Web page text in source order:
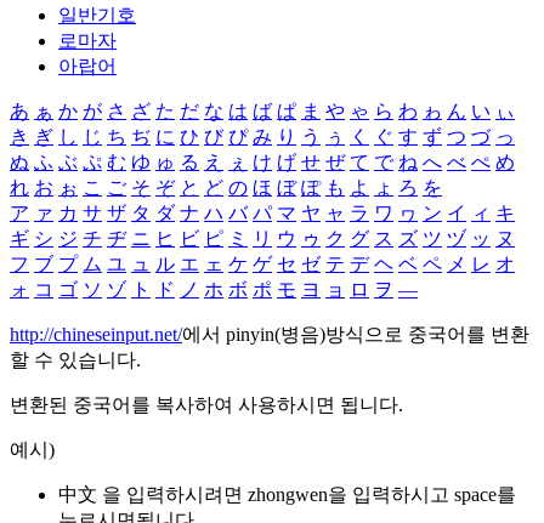
일반기호
로마자
아랍어
あ ぁ か が さ ざ た だ な は ば ぱ ま や ゃ ら わ ゎ ん い ぃ
き ぎ し じ ち ぢ に ひ び ぴ み り う ぅ く ぐ す ず つ づ っ
ぬ ふ ぶ ぷ む ゆ ゅ る え ぇ け げ せ ぜ て で ね へ べ ぺ め
れ お ぉ こ ご そ ぞ と ど の ほ ぼ ぽ も よ ょ ろ を
ア ァ カ サ ザ タ ダ ナ ハ バ パ マ ヤ ャ ラ ワ ヮ ン イ ィ キ
ギ シ ジ チ ヂ ニ ヒ ビ ピ ミ リ ウ ゥ ク グ ス ズ ツ ヅ ッ ヌ
フ ブ プ ム ユ ュ ル エ ェ ケ ゲ セ ゼ テ デ ヘ ベ ペ メ レ オ
ォ コ ゴ ソ ゾ ト ド ノ ホ ボ ポ モ ヨ ョ ロ ヲ ―
http://chineseinput.net/에서 pinyin(병음)방식으로 중국어를 변환
할 수 있습니다.
변환된 중국어를 복사하여 사용하시면 됩니다.
예시)
中文 을 입력하시려면 zhongwen을 입력하시고 space를